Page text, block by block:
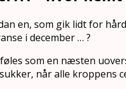
en, som gik lidt for
i december … ?
som en næsten
når alle kroppens